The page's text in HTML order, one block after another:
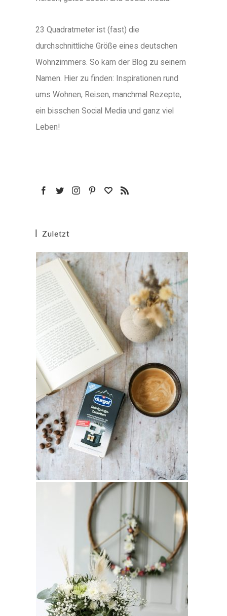
23 Quadratmeter ist (fast) die
durchschnittliche Größe eines deutschen
Wohnzimmers. So kam der Blog zu seinem
Namen. Hier zu finden: Inspirationen rund
ums Wohnen, Reisen, manchmal Rezepte,
ein bisschen Social Media und ganz viel
Leben!
Zuletzt